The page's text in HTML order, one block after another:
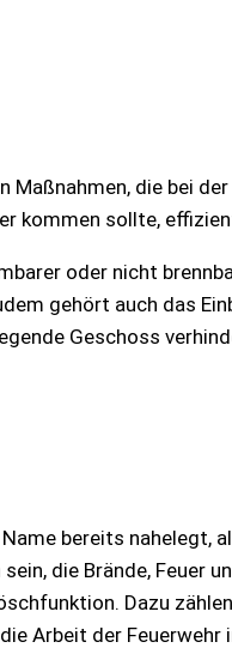
die bei
kommen sollte,
oder nicht
gehört auch das
Geschoss
bereits nahelegt,
die Brände, Feuer
Dazu
Arbeit der